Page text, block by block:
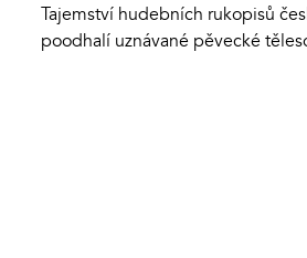
Tajemství hudebních rukopisů
poodhalí uznávané pěvecké